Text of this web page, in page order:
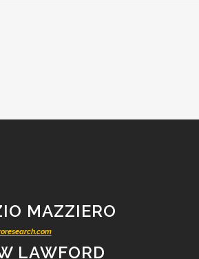
MAZZIERO
LAWFORD